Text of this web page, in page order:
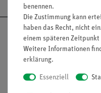
benennen.
Die Zustimmung kann
haben das Recht, nicht
einem späteren
Weitere Informationen
erklärung.
Essenziell